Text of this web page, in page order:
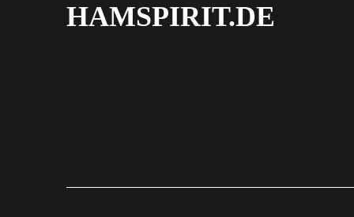
HAMSPIRIT.DE